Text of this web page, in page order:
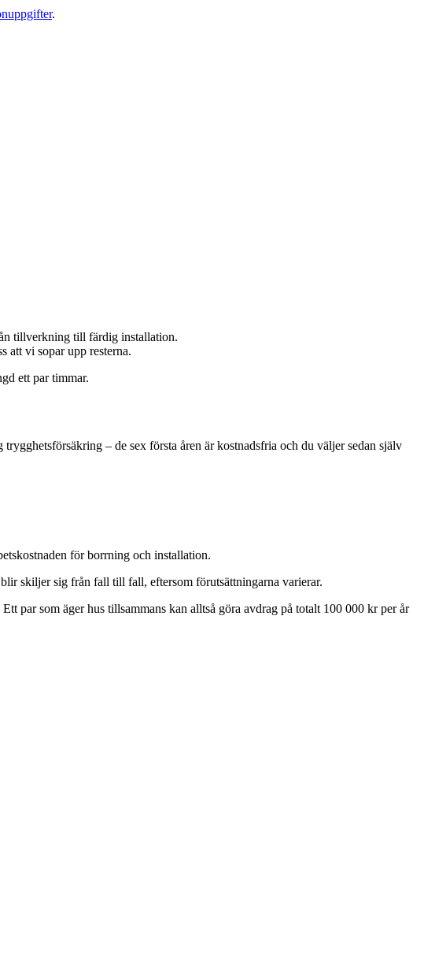
.
tillverkning till färdig installation.
att vi sopar upp resterna.
ett par timmar.
– de sex första åren är kostnadsfria och du väljer sedan själv
för borrning och installation.
skiljer sig från fall till fall, eftersom förutsättningarna varierar.
par som äger hus tillsammans kan alltså göra avdrag på totalt 100 000 kr per år